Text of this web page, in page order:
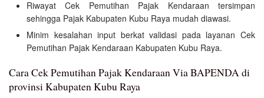
Riwayat Cek Pemutihan Pajak Kendaraan tersimpan
sehingga Pajak Kabupaten Kubu Raya mudah diawasi.
Minim kesalahan input berkat validasi pada layanan Cek
Pemutihan Pajak Kendaraan Kabupaten Kubu Raya.
Cara Cek Pemutihan Pajak Kendaraan Via BAPENDA di
provinsi Kabupaten Kubu Raya